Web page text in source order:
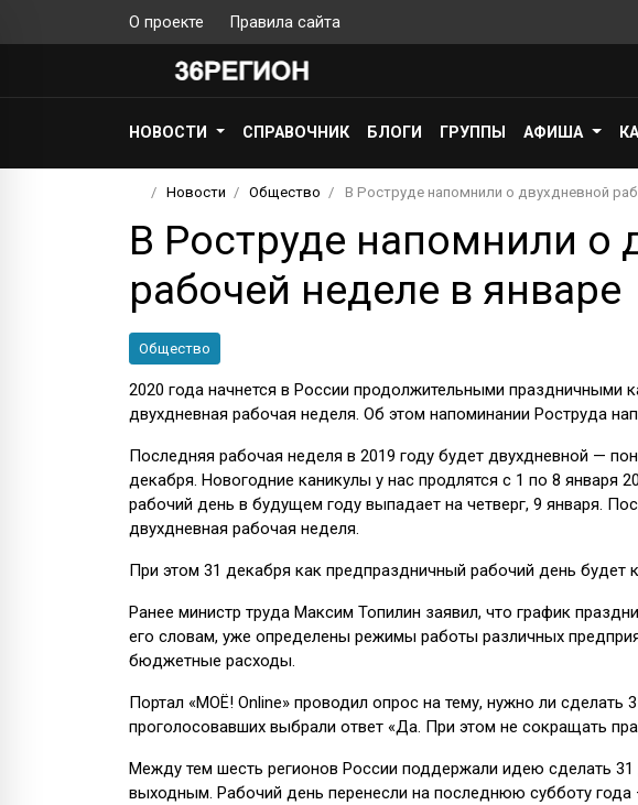
О проекте Правила сайта
НОВОСТИ СПРАВОЧНИК БЛОГИ ГРУППЫ АФИША
Новости Общество В Роструде напомнили о двухдневной
В Роструде напомнили о
рабочей неделе в январе
Общество
2020 года начнется в России продолжительными праздничными
двухдневная рабочая неделя. Об этом напоминании Роструда
Последняя рабочая неделя в 2019 году будет двухдневной —
декабря. Новогодние каникулы у нас продлятся с 1 по 8 января
рабочий день в будущем году выпадает на четверг, 9 января.
двухдневная рабочая неделя.
При этом 31 декабря как предпраздничный рабочий день будет
Ранее министр труда Максим Топилин заявил, что график
его словам, уже определены режимы работы различных
бюджетные расходы.
Портал «МОЁ! Online» проводил опрос на тему, нужно ли
проголосовавших выбрали ответ «Да. При этом не сокращать
Между тем шесть регионов России поддержали идею сделать
выходным. Рабочий день перенесли на последнюю субботу